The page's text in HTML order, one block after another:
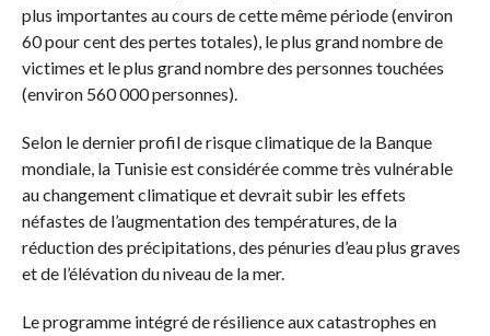
plus importantes au cours de cette même période (environ
60 pour cent des pertes totales), le plus grand nombre de
victimes et le plus grand nombre des personnes touchées
(environ 560 000 personnes).
Selon le dernier profil de risque climatique de la Banque
mondiale, la Tunisie est considérée comme très vulnérable
au changement climatique et devrait subir les effets
néfastes de l’augmentation des températures, de la
réduction des précipitations, des pénuries d’eau plus graves
et de l’élévation du niveau de la mer.
Le programme intégré de résilience aux catastrophes en